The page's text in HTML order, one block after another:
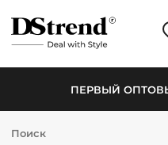
ПЕРВЫЙ
КАТАЛОГ